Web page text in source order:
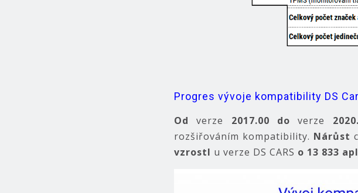
Progres vývoje kompatibility DS
Od verze 2017.00 do verze
rozšiřováním kompatibility. Nárůst
vzrostl u verze DS CARS o 13 833